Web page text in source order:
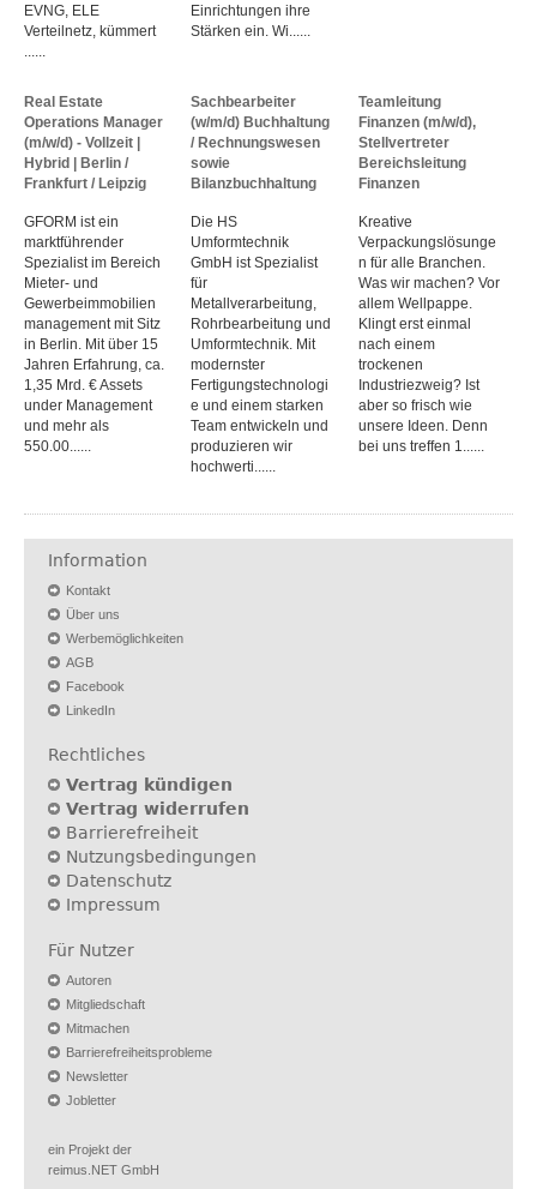
EVNG, ELE
Verteilnetz, kümmert
Einrichtungen ihre
Stärken ein. Wi......
Real Estate
Operations Manager
(m/w/d) - Vollzeit |
Hybrid | Berlin /
Frankfurt / Leipzig
GFORM ist ein
marktführender
Spezialist im Bereich
Mieter- und
Gewerbeimmobilien
management mit Sitz
in Berlin. Mit über 15
Jahren Erfahrung, ca.
1,35 Mrd. € Assets
under Management
und mehr als
550.00......
Sachbearbeiter
(w/m/d) Buchhaltung
/ Rechnungswesen
sowie
Bilanzbuchhaltung
Die HS
Umformtechnik
GmbH ist Spezialist
für
Metallverarbeitung,
Rohrbearbeitung und
Umformtechnik. Mit
modernster
Fertigungstechnologi
e und einem starken
Team entwickeln und
produzieren wir
hochwerti......
Teamleitung
Finanzen (m/w/d),
Stellvertreter
Bereichsleitung
Finanzen
Kreative
Verpackungslösunge
n für alle Branchen.
Was wir machen? Vor
allem Wellpappe.
Klingt erst einmal
nach einem
trockenen
Industriezweig? Ist
aber so frisch wie
unsere Ideen. Denn
bei uns treffen 1......
Information
Kontakt
Über uns
Werbemöglichkeiten
AGB
Facebook
LinkedIn
Rechtliches
Vertrag kündigen
Vertrag widerrufen
Barrierefreiheit
Nutzungsbedingungen
Datenschutz
Impressum
Für Nutzer
Autoren
Mitgliedschaft
Mitmachen
Barrierefreiheitsprobleme
Newsletter
Jobletter
ein Projekt der
reimus.NET GmbH